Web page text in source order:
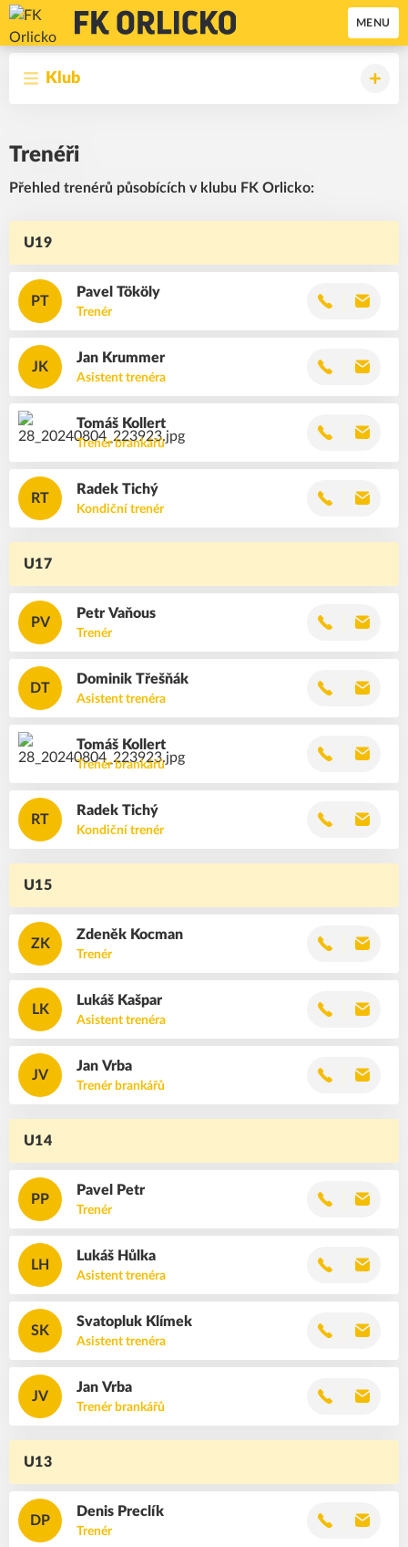
MENU
Klub
Trenéři
Přehled trenérů působících v klubu FK Orlicko:
U19
PT
Pavel Tököly
Trenér
JK
Jan Krummer
Asistent trenéra
Tomáš Kollert
Trenér brankářů
RT
Radek Tichý
Kondiční trenér
U17
PV
Petr Vaňous
Trenér
DT
Dominik Třešňák
Asistent trenéra
Tomáš Kollert
Trenér brankářů
RT
Radek Tichý
Kondiční trenér
U15
ZK
Zdeněk Kocman
Trenér
LK
Lukáš Kašpar
Asistent trenéra
JV
Jan Vrba
Trenér brankářů
U14
PP
Pavel Petr
Trenér
LH
Lukáš Hůlka
Asistent trenéra
SK
Svatopluk Klímek
Asistent trenéra
JV
Jan Vrba
Trenér brankářů
U13
DP
Denis Preclík
Trenér